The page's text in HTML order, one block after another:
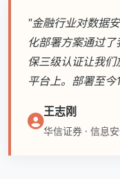
"金融行业对数据
化部署方案通过
保三级认证让我
平台上。部署至
王志刚
华信证券 · 信息